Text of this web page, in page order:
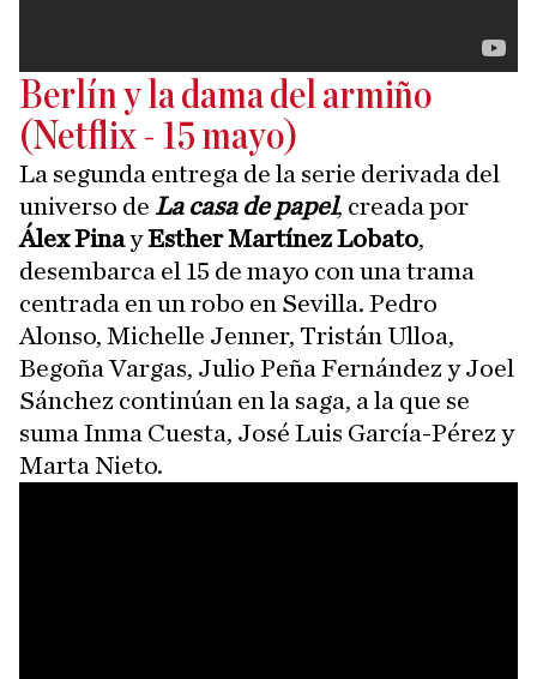
Berlín y la dama del armiño
(Netflix - 15 mayo)
La segunda entrega de la serie derivada del
universo de La casa de papel, creada por
Álex PinayEsther MartínezLobato,
desembarca el 15 de mayo con una trama
centrada en un robo en Sevilla. Pedro
Alonso, Michelle Jenner, Tristán Ulloa,
Begoña Vargas, Julio Peña Fernández y Joel
Sánchez continúan en la saga, a la que se
suma Inma Cuesta, José Luis García-Pérez y
Marta Nieto.